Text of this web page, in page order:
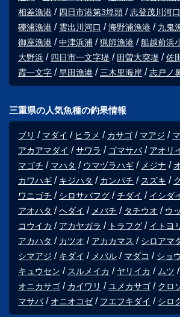
相差漁港
四日市港第3埠頭 志登茂川河口
礫浦漁港
雲出川河口 海野浦漁港 九鬼
御座漁港
中津浜浦 猟師漁港 船越前浜
大野浜
四日市一文字堤 田曽大突堤 佐
霞一文字
早田漁港 三木里海岸 志戸ノ
三重県の人気魚種の釣果情報
ブリ マダイ ヒラメ カサゴ マアジ
アカアマダイ
サワラ ゴマサバ アオリ
マゴチ
マハタ ウマヅラハギ メジナ
カワハギ
キジハタ カンパチ スズキ
ワニゴチ
シロサバフグ チダイ イシダ
アオハタ
ヘダイ メバチ タチウオ
ウ
コウイカ
アカヤガラ トラフグ イトヨ
アカハタ
カツオ アカカマス シロアマ
シマアジ
キダイ メバル マダコ ショ
キュウセン
スルメイカ ヤリイカ ムツ
オニカサゴ
カイワリ ユメカサゴ クロ
マサバ
オニオコゼ フエフキダイ シロ